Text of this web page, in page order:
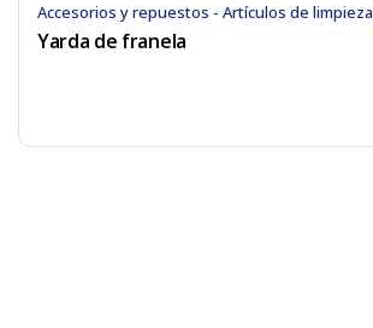
Accesorios y repuestos - Artículos de limpieza
Yarda de franela